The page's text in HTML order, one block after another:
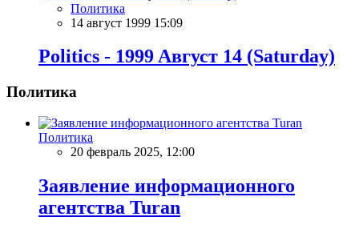
Политика
14 август 1999 15:09
Politics - 1999 Aвгуст 14 (Saturday)
Политика
Политика
20 февраль 2025, 12:00
Заявление информационного
агентства Turan